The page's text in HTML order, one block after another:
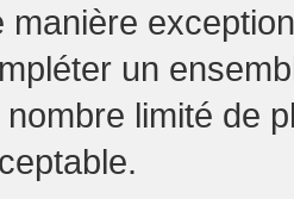
manière
un
nombre limité de